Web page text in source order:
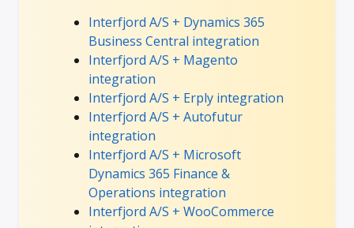
Interfjord A/S + Dynamics 365
Business Central integration
Interfjord A/S + Magento
integration
Interfjord A/S + Erply integration
Interfjord A/S + Autofutur
integration
Interfjord A/S + Microsoft
Dynamics 365 Finance &
Operations integration
Interfjord A/S + WooCommerce